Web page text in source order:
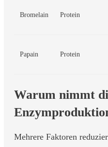
Bromelain Protein
Papain Protein
Warum nimmt
Mehrere Faktoren